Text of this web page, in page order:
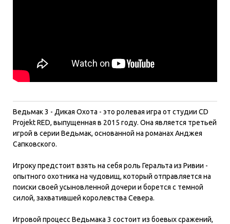
Ведьмак 3 - Дикая Охота - это ролевая игра от студии CD
Projekt RED, выпущенная в 2015 году. Она является третьей
игрой в серии Ведьмак, основанной на романах Анджея
Сапковского.
Игроку предстоит взять на себя роль Геральта из Ривии -
опытного охотника на чудовищ, который отправляется на
поиски своей усыновленной дочери и борется с темной
силой, захватившей королевства Севера.
Игровой процесс Ведьмака 3 состоит из боевых сражений,